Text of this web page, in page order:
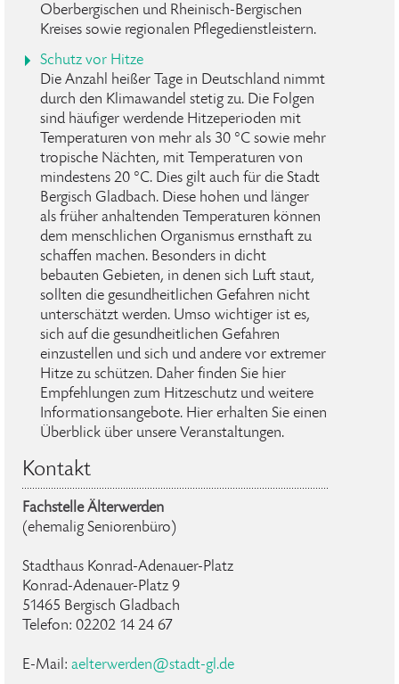
Oberbergischen und Rheinisch-Bergischen
Kreises sowie regionalen Pflegedienstleistern.
Schutz vor Hitze
Die Anzahl heißer Tage in Deutschland nimmt
durch den Klimawandel stetig zu. Die Folgen
sind häufiger werdende Hitzeperioden mit
Temperaturen von mehr als 30 °C sowie mehr
tropische Nächten, mit Temperaturen von
mindestens 20 °C. Dies gilt auch für die Stadt
Bergisch Gladbach. Diese hohen und länger
als früher anhaltenden Temperaturen können
dem menschlichen Organismus ernsthaft zu
schaffen machen. Besonders in dicht
bebauten Gebieten, in denen sich Luft staut,
sollten die gesundheitlichen Gefahren nicht
unterschätzt werden. Umso wichtiger ist es,
sich auf die gesundheitlichen Gefahren
einzustellen und sich und andere vor extremer
Hitze zu schützen. Daher finden Sie hier
Empfehlungen zum Hitzeschutz und weitere
Informationsangebote. Hier erhalten Sie einen
Überblick über unsere Veranstaltungen.
Kontakt
Fachstelle Älterwerden
(ehemalig Seniorenbüro)
Stadthaus Konrad-Adenauer-Platz
Konrad-Adenauer-Platz 9
51465 Bergisch Gladbach
Telefon: 02202 14 24 67
E-Mail: aelterwerden@stadt-gl.de